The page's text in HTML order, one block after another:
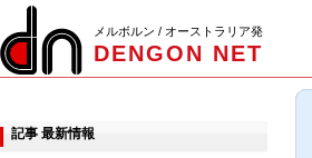
メルボルン / オーストラリア発
DENGON NET
記事 最新情報